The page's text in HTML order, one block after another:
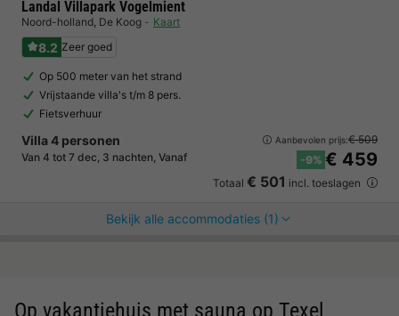
Landal Villapark Vogelmient
Noord-holland, De Koog Kaart
8.2 Zeer goed
Op 500 meter van het strand
Vrijstaande villa's t/m 8 pers.
Fietsverhuur
Villa 4 personen
Van 4 tot 7 dec, 3 nachten, Vanaf
Aanbevolen prijs:€ 509
-9% € 459
Totaal € 501 incl. toeslagen
Bekijk alle accommodaties (1)
Op vakantiehuis met sauna op Texel